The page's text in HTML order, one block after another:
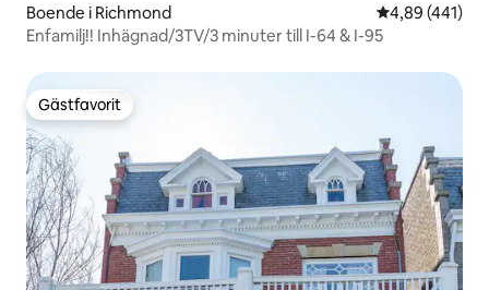
Boende i Richmond 4,89 av 5 i
4,89 (441)
Enfamilj!!️ Inhägnad/3TV/3 minuter till I-64 & I-95
Gästfavorit
Gästfavorit